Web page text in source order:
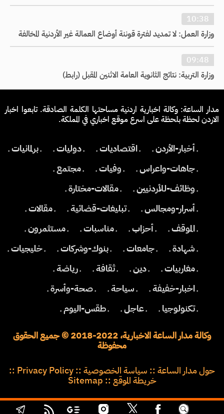
10:38
وزارة العمل: لا تمديد لفترة قوننة أوضاع العمالة غير الأردنية المخالفة
09:48
وزارة التربية: نتائج الثانوية العامة الاثنين المقبل (رابط)
مدار الساعة: وكالة اخبارية اردنية مساحتها الكلمة الصادقة. تابعوا اخبار
الاردن لحظة بلحظة على اسرع موقع اخباري في المملكة.
ـ أخبار-الأردن ـ ـ اقتصاديات ـ ـ دوليات ـ
ـ برلمانيات ـ
ـ جاهات-واعراس ـ
ـ وفيات ـ
ـ مجتمع ـ
ـ وظائف-للأردنيين ـ
ـ مقالات-مختارة ـ
ـ أسرار-ومجالس ـ
ـ تبليغات-قضائية ـ
ـ مقالات ـ
ـ الموقف ـ
ـ أحزاب ـ ـ مناسبات ـ
ـ مستثمرون ـ
ـ شهادة ـ
ـ جامعات ـ ـ بنوك-وشركات ـ
ـ خليجيات ـ
ـ مغاربيات ـ
ـ دين ـ ـ ثقافة ـ
ـ رياضة ـ
ـ اخبار-خفيفة ـ
ـ سياحة ـ
ـ صحة-وأسرة ـ
ـ تكنولوجيا ـ
ـ عاجل ـ ـ طقس-اليوم ـ
وكالة مدار الساعة الاخبارية، 2022-2018 © جميع الحقوق
محفوظة
حول مدار الساعة :: سياسة الخصوصية ::
Privacy Policy
::
خريطة الموقع ::
Sitemap